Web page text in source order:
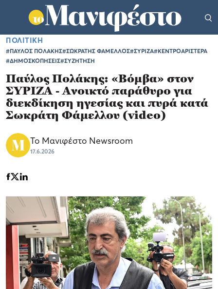
ΠΟΛΙΤΙΚΗ
#ΠΑΥΛΟΣ ΠΟΛΑΚΗΣ#ΣΩΚΡΑΤΗΣ ΦΑΜΕΛΛΟΣ#ΣΥΡΙΖΑ#ΚΕΝΤΡΟΑΡΙΣΤΕΡΑ
#ΔΗΜΟΣΚΟΠΗΣΕΙΣ#ΣΥΖΗΤΗΣΗ
Παύλος Πολάκης: «Βόμβα» στον
ΣΥΡΙΖΑ - Ανοικτό παράθυρο για
διεκδίκηση ηγεσίας και πυρά κατά
Σωκράτη Φάμελλου (video)
Το Μανιφέστο Newsroom
17.6.2026